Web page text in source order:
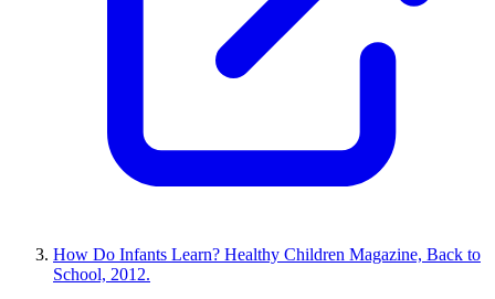
How Do Infants Learn? Healthy Children Magazine, Back to
School, 2012.